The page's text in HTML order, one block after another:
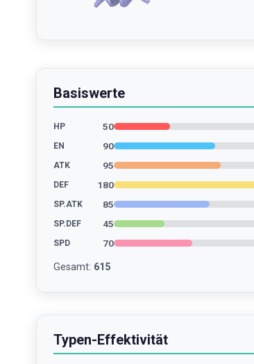
Basiswerte
HP 50
EN 90
ATK 95
DEF 180
SP.ATK 85
SP.DEF 45
SPD 70
Gesamt: 615
Typen-Effektivität